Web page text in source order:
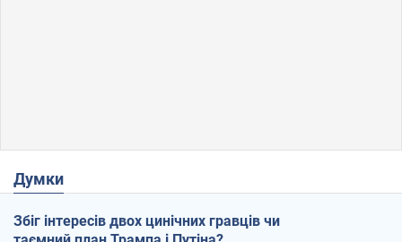
Думки
Збіг інтересів двох цинічних гравців чи